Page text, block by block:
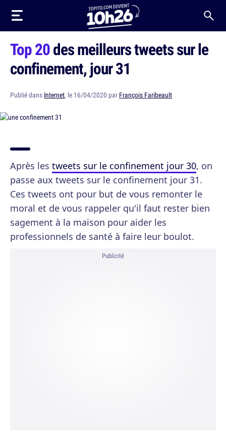
Top 20des meilleurs tweets sur le
confinement, jour 31
Publié dans Internet, le 16/04/2020 par François Faribeault
Après les tweets sur le confinement jour 30, on
passe aux tweets sur le confinement jour 31.
Ces tweets ont pour but de vous remonter le
moral et de vous rappeler qu'il faut rester bien
sagement à la maison pour aider les
professionnels de santé à faire leur boulot.
Publicité